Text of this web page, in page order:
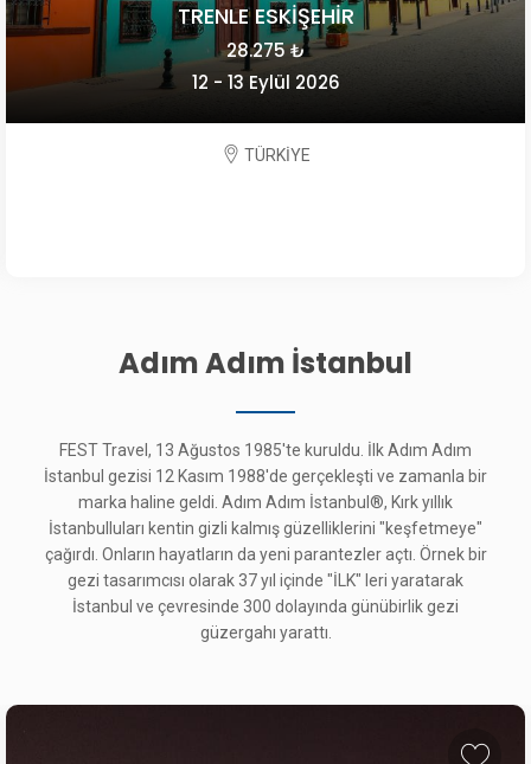
TRENLE ESKİŞEHİR
28.275 ₺
12 - 13 Eylül 2026
TÜRKİYE
Adım Adım İstanbul
FEST Travel, 13 Ağustos 1985'te kuruldu. İlk Adım Adım
İstanbul gezisi 12 Kasım 1988'de gerçekleşti ve zamanla bir
marka haline geldi. Adım Adım İstanbul®, Kırk yıllık
İstanbulluları kentin gizli kalmış güzelliklerini "keşfetmeye"
çağırdı. Onların hayatların da yeni parantezler açtı. Örnek bir
gezi tasarımcısı olarak 37 yıl içinde "İLK" leri yaratarak
İstanbul ve çevresinde 300 dolayında günübirlik gezi
güzergahı yarattı.